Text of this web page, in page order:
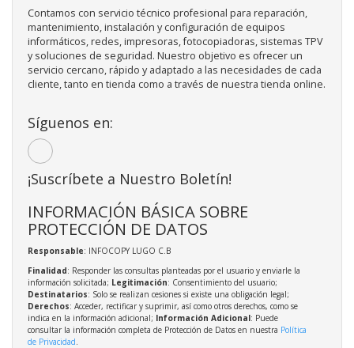
Contamos con servicio técnico profesional para reparación,
mantenimiento, instalación y configuración de equipos
informáticos, redes, impresoras, fotocopiadoras, sistemas TPV
y soluciones de seguridad. Nuestro objetivo es ofrecer un
servicio cercano, rápido y adaptado a las necesidades de cada
cliente, tanto en tienda como a través de nuestra tienda online.
Síguenos en:
¡Suscríbete a Nuestro Boletín!
INFORMACIÓN BÁSICA SOBRE
PROTECCIÓN DE DATOS
Responsable: INFOCOPY LUGO C.B
Finalidad: Responder las consultas planteadas por el usuario y enviarle la
información solicitada; Legitimación: Consentimiento del usuario;
Destinatarios: Solo se realizan cesiones si existe una obligación legal;
Derechos: Acceder, rectificar y suprimir, así como otros derechos, como se
indica en la información adicional; Información Adicional: Puede
consultar la información completa de Protección de Datos en nuestra Política
de Privacidad.